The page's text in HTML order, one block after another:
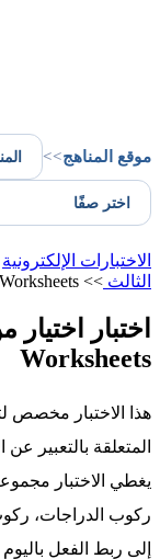
موقع المناهج>>
الاختبارات الإلكترونية
الثالث >>
Worksheets
هذا الاختبار مخصص
المتعلقة بالتعبير
يغطي الاختبار
ركوب الدراجات،
إلى ربط الفعل